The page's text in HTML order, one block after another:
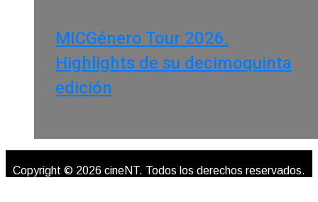
MICGénero Tour 2026.
Highlights de su decimoquinta
edición
Copyright © 2026 cineNT. Todos los derechos reservados.